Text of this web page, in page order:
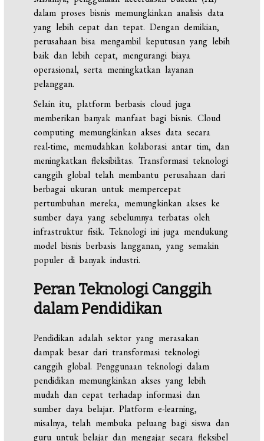
dalam proses bisnis memungkinkan analisis data
yang lebih cepat dan tepat. Dengan demikian,
perusahaan bisa mengambil keputusan yang lebih
baik dan lebih cepat, mengurangi biaya
operasional, serta meningkatkan layanan
pelanggan.
Selain itu, platform berbasis cloud juga
memberikan banyak manfaat bagi bisnis. Cloud
computing memungkinkan akses data secara
real-time, memudahkan kolaborasi antar tim, dan
meningkatkan fleksibilitas. Transformasi teknologi
canggih global telah membantu perusahaan dari
berbagai ukuran untuk mempercepat
pertumbuhan mereka, memungkinkan akses ke
sumber daya yang sebelumnya terbatas oleh
infrastruktur fisik. Teknologi ini juga mendukung
model bisnis berbasis langganan, yang semakin
populer di banyak industri.
Peran Teknologi Canggih
dalam Pendidikan
Pendidikan adalah sektor yang merasakan
dampak besar dari transformasi teknologi
canggih global. Penggunaan teknologi dalam
pendidikan memungkinkan akses yang lebih
mudah dan cepat terhadap informasi dan
sumber daya belajar. Platform e-learning,
misalnya, telah membuka peluang bagi siswa dan
guru untuk belajar dan mengajar secara fleksibel